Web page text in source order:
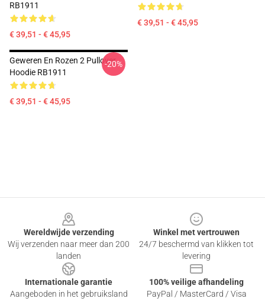
RB1911
€ 39,51 - € 45,95
€ 39,51 - € 45,95
Geweren En Rozen 2 Pullover
Hoodie RB1911
€ 39,51 - € 45,95
-20%
Wereldwijde verzending
Wij verzenden naar meer dan 200
landen
Winkel met vertrouwen
24/7 beschermd van klikken tot
levering
Internationale garantie
Aangeboden in het gebruiksland
100% veilige afhandeling
PayPal / MasterCard / Visa